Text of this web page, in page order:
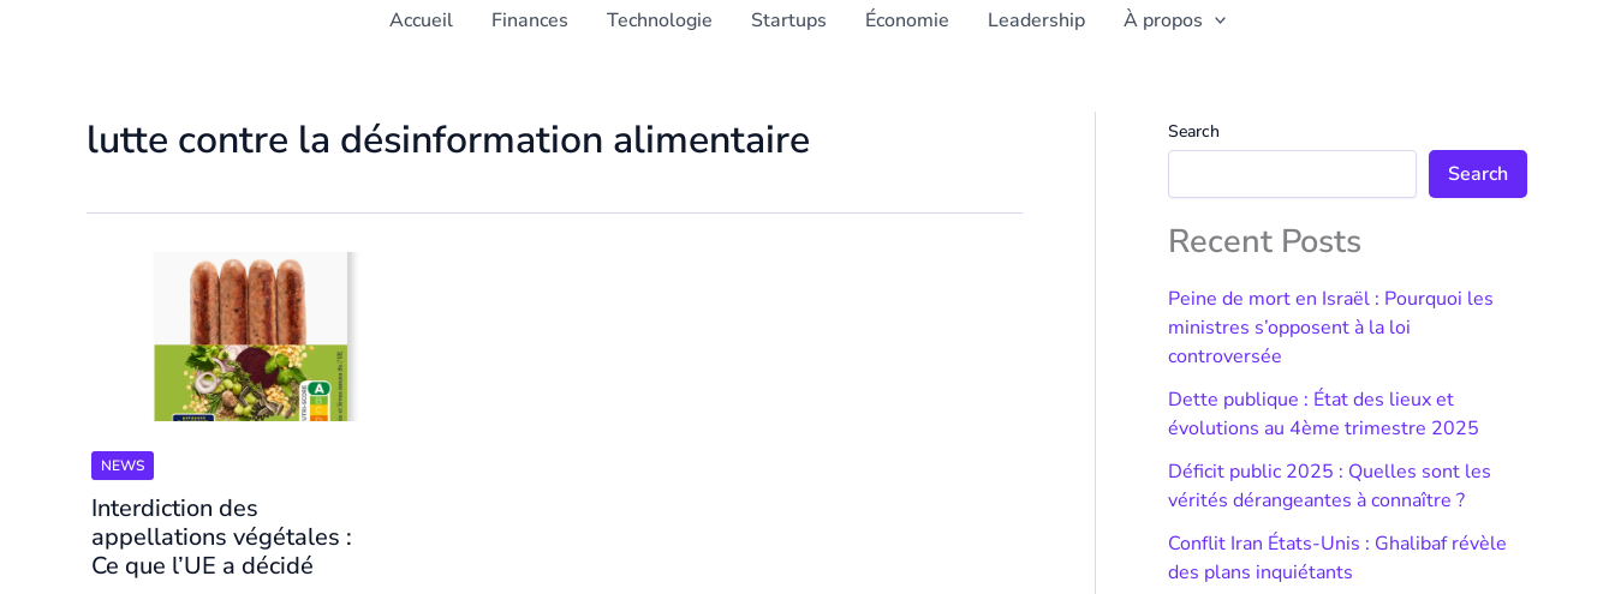
Accueil Finances Technologie Startups Économie Leadership À propos
lutte contre la désinformation alimentaire
NEWS
Interdiction des
appellations végétales :
Ce que l’UE a décidé
Search
Search
Recent Posts
Peine de mort en Israël : Pourquoi les
ministres s’opposent à la loi
controversée
Dette publique : État des lieux et
évolutions au 4ème trimestre 2025
Déficit public 2025 : Quelles sont les
vérités dérangeantes à connaître ?
Conflit Iran États-Unis : Ghalibaf révèle
des plans inquiétants